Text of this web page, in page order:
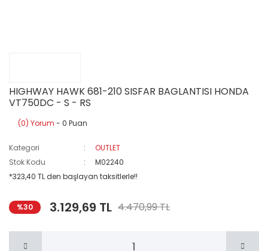
HIGHWAY HAWK 681-210 SISFAR BAGLANTISI HONDA
VT750DC - S - RS
(0) Yorum - 0 Puan
Kategori
OUTLET
Stok Kodu
M02240
*323,40 TL den başlayan taksitlerle!!
%30 3.129,69 TL 4.470,99 TL